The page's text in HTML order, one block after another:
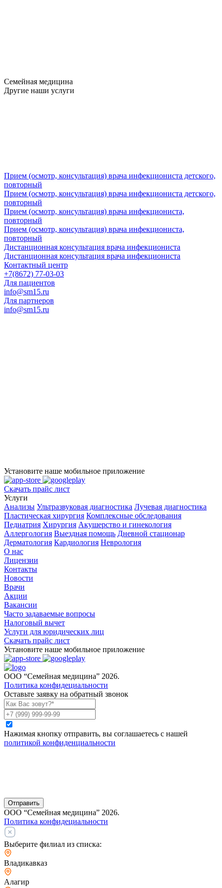
Семейная медицина
Другие наши услуги
Прием (осмотр, консультация) врача инфекциониста детского,
повторный
Прием (осмотр, консультация) врача инфекциониста детского,
повторный
Прием (осмотр, консультация) врача инфекциониста,
повторный
Прием (осмотр, консультация) врача инфекциониста,
повторный
Дистанционная консультация врача инфекциониста
Дистанционная консультация врача инфекциониста
Контактный центр
+7(8672) 77-03-03
Для пациентов
info@sm15.ru
Для партнеров
info@sm15.ru
Установите наше мобильное приложение
Скачать прайс лист
Услуги
Анализы Ультразвуковая диагностика Лучевая диагностика
Пластическая хирургия Комплексные обследования
Педиатрия Хирургия Акушерство и гинекология
Аллергология Выездная помощь Дневной стационар
Дерматология Кардиология Неврология
О нас
Лицензии
Контакты
Новости
Врачи
Акции
Вакансии
Часто задаваемые вопросы
Налоговый вычет
Услуги для юридических лиц
Скачать прайс лист
Установите наше мобильное приложение
ООО “Семейная медицина” 2026.
Политика конфидециальности
Оставьте заявку на обратный звонок
Нажимая кнопку отправить, вы соглашаетесь с нашей
политикой конфиденциальности
Отправить
ООО “Семейная медицина” 2026.
Политика конфидециальности
Выберите филиал из списка:
Владикавказ
Алагир